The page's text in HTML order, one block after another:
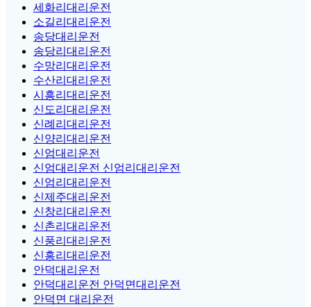
세화리대리운전
소길리대리운전
송당대리운전
송당리대리운전
수망리대리운전
수산리대리운전
시흥리대리운전
신도리대리운전
신례리대리운전
신양리대리운전
신엄대리운전
신엄대리운전 신엄리대리운전
신엄리대리운전
신제주대리운전
신창리대리운전
신촌리대리운전
신풍리대리운전
신흥리대리운전
안덕대리운전
안덕대리운전 안덕면대리운전
안덕면 대리운전